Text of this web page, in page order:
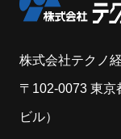
株式会社テクノ
〒102-0073 東京
ビル）